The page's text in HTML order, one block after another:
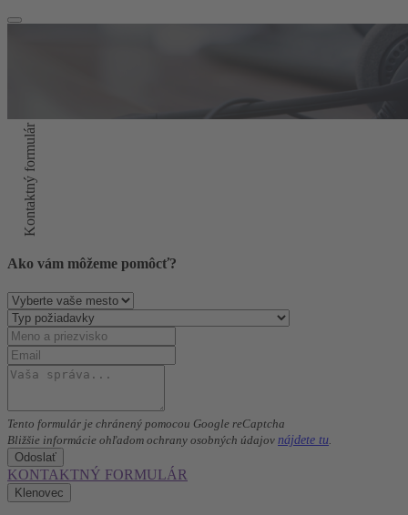
Kontaktný formulár
Ako vám môžeme pomôcť?
Tento formulár je chránený pomocou Google reCaptcha
Bližšie informácie ohľadom ochrany osobných údajov nájdete tu
Odoslať
KONTAKTNÝ FORMULÁR
Klenovec